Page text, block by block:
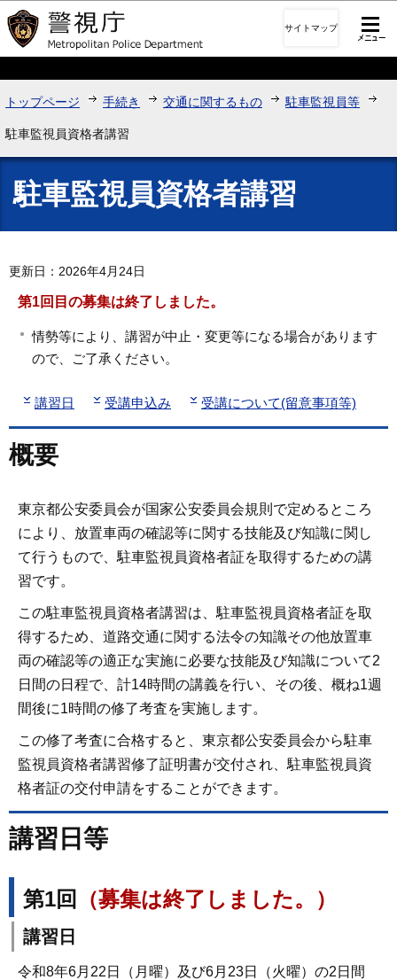
このページの本文へ移動
サイトマップ
トップページ 手続き 交通に関するもの 駐車監視員等
駐車監視員資格者講習
駐車監視員資格者講習
更新日：2026年4月24日
第1回目の募集は終了しました。
情勢等により、講習が中止・変更等になる場合があります
ので、ご了承ください。
講習日 受講申込み 受講について(留意事項等)
概要
東京都公安委員会が国家公安委員会規則で定めるところ
により、放置車両の確認等に関する技能及び知識に関し
て行うもので、駐車監視員資格者証を取得するための講
習です。
この駐車監視員資格者講習は、駐車監視員資格者証を取
得するため、道路交通に関する法令の知識その他放置車
両の確認等の適正な実施に必要な技能及び知識について2
日間の日程で、計14時間の講義を行い、その後、概ね1週
間後に1時間の修了考査を実施します。
この修了考査に合格すると、東京都公安委員会から駐車
監視員資格者講習修了証明書が交付され、駐車監視員資
格者証の交付申請をすることができます。
講習日等
第1回 （募集は終了しました。）
講習日
令和8年6月22日（月曜）及び6月23日（火曜）の2日間